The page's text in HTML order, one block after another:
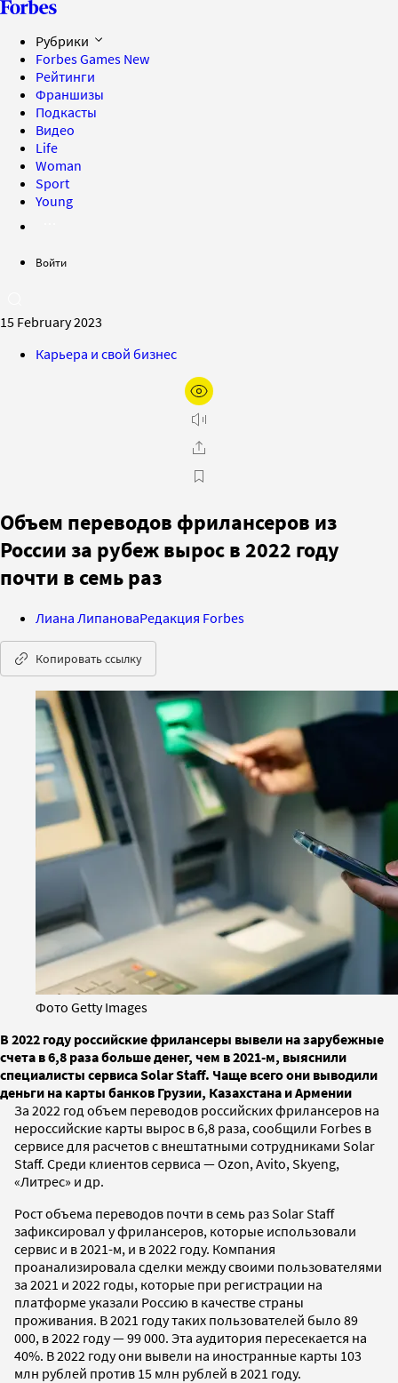
Рубрики
Forbes Games New
Рейтинги
Франшизы
Подкасты
Видео
Life
Woman
Sport
Young
Войти
15 February 2023
Карьера и свой бизнес
Объем переводов фрилансеров из
России за рубеж вырос в 2022 году
почти в семь раз
Лиана ЛипановаРедакция Forbes
Копировать ссылку
Фото Getty Images
В 2022 году российские фрилансеры вывели на зарубежные
счета в 6,8 раза больше денег, чем в 2021-м, выяснили
специалисты сервиса Solar Staff. Чаще всего они выводили
деньги на карты банков Грузии, Казахстана и Армении
За 2022 год объем переводов российских фрилансеров на
нероссийские карты вырос в 6,8 раза, сообщили Forbes в
сервисе для расчетов с внештатными сотрудниками Solar
Staff. Среди клиентов сервиса — Ozon, Avito, Skyeng,
«Литрес» и др.
Рост объема переводов почти в семь раз Solar Staff
зафиксировал у фрилансеров, которые использовали
сервис и в 2021-м, и в 2022 году. Компания
проанализировала сделки между своими пользователями
за 2021 и 2022 годы, которые при регистрации на
платформе указали Россию в качестве страны
проживания. В 2021 году таких пользователей было 89
000, в 2022 году — 99 000. Эта аудитория пересекается на
40%. В 2022 году они вывели на иностранные карты 103
млн рублей против 15 млн рублей в 2021 году.